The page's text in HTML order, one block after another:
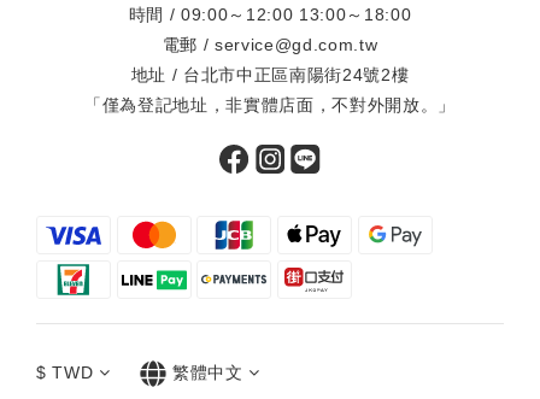
時間 / 09:00～12:00 13:00～18:00
電郵 / service@gd.com.tw
地址 / 台北市中正區南陽街24號2樓
「僅為登記地址，非實體店面，不對外開放。」
$ TWD 繁體中文